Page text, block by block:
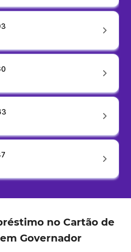
no Cartão de
Governador